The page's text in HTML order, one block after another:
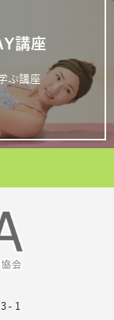
講座
ぶ講座
1